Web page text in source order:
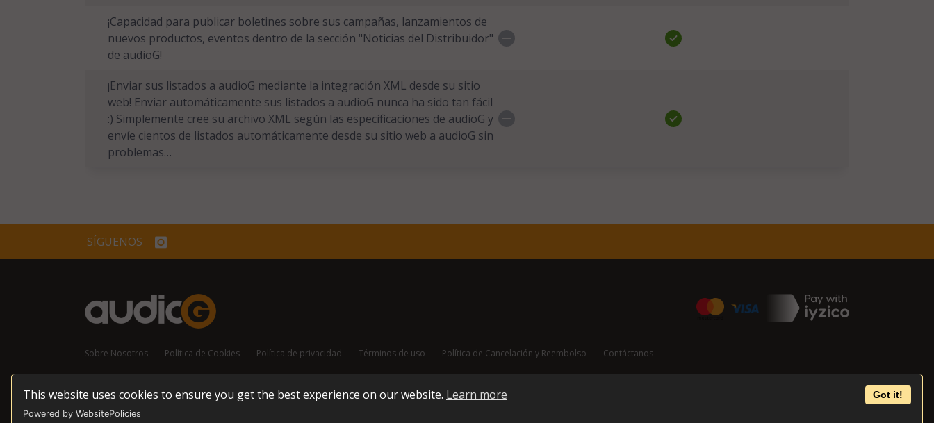
This website uses cookies to ensure you get the best experience on our website. Learn more Got it!
Powered by WebsitePolicies
¡Capacidad para publicar boletines sobre sus campañas, lanzamientos de
nuevos productos, eventos dentro de la sección "Noticias del Distribuidor"
de audioG!
¡Enviar sus listados a audioG mediante la integración XML desde su sitio
web! Enviar automáticamente sus listados a audioG nunca ha sido tan fácil
:) Simplemente cree su archivo XML según las especificaciones de audioG y
envíe cientos de listados automáticamente desde su sitio web a audioG sin
problemas…
SÍGUENOS
Sobre Nosotros Política de Cookies Política de privacidad Términos de uso Política de Cancelación y Reembolso Contáctanos
© 2026 audioG - Todos los derechos reservados